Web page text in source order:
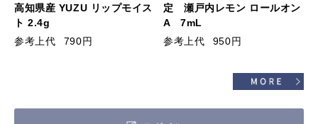
高知県産 YUZU リップモイス
ト 2.4g
参考上代
790円
定 瀬戸内レモン ロールオン
A 7mL
参考上代
950円